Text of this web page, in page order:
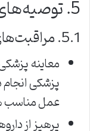
5. توصیه‌های قبل و بعد از عمل
5.1. مراقبت‌های قبل از عمل
معاینه
پزشکی
عمل مناسب
پرهیز از